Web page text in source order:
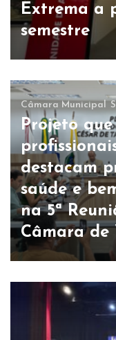
Extrema a
semestre
Câmara Municipal
Projeto
destacam
saúde e
na 5ª
Câmara de